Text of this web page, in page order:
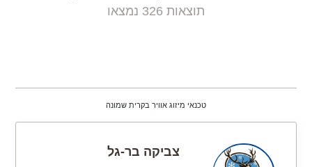
תוצאות 326 נמצאו
טכנאי מיזוג אוויר בקרית שמונה
צביקה בר-גל